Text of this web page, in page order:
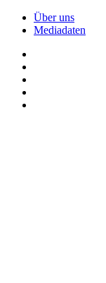
Über uns
Mediadaten